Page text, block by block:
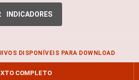
INDICADORES
DISPONÍVEIS PARA DOWNLOAD
COMPLETO